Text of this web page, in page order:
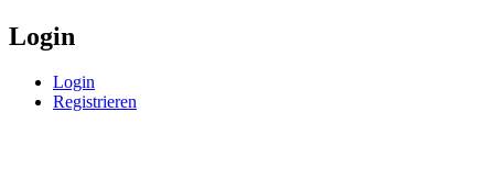
Login
Login
Registrieren